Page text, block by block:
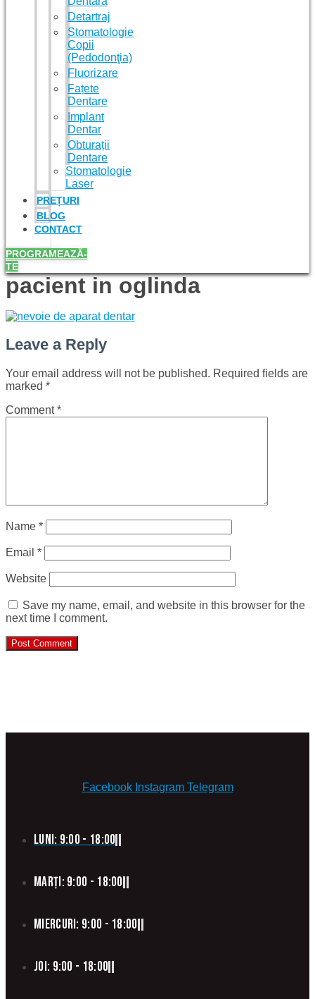
Detartraj
Stomatologie
Copii
(Pedodonţia)
Fluorizare
Fațete
Dentare
Implant
Dentar
Obturații
Dentare
Stomatologie
Laser
PREȚURI
BLOG
CONTACT
PROGRAMEAZĂ-
TE
pacient in oglinda
Leave a Reply
Your email address will not be published. Required fields are
marked *
Comment*
Name *
Email *
Website
Save my name, email, and website in this browser for the
next time I comment.
Facebook Instagram Telegram
Luni: 9:00 - 18:00
Marți: 9:00 - 18:00
Miercuri: 9:00 - 18:00
Joi: 9:00 - 18:00